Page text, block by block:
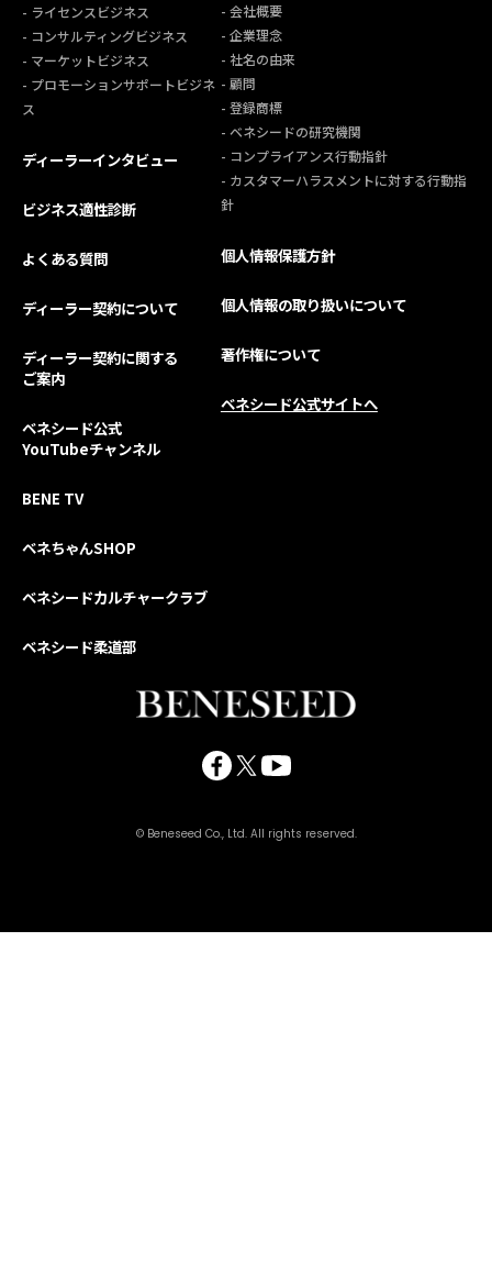
- ライセンスビジネス
- コンサルティングビジネス
- マーケットビジネス
- プロモーションサポートビジネ
ス
ディーラーインタビュー
ビジネス適性診断
よくある質問
ディーラー契約について
ディーラー契約に関する
ご案内
ベネシード公式
YouTubeチャンネル
BENE TV
ベネちゃんSHOP
ベネシードカルチャークラブ
ベネシード柔道部
- 会社概要
- 企業理念
- 社名の由来
- 顧問
- 登録商標
- ベネシードの研究機関
- コンプライアンス行動指針
- カスタマーハラスメントに対する行動指
針
個人情報保護方針
個人情報の取り扱いについて
著作権について
ベネシード公式サイトへ
© Beneseed Co., Ltd. All rights reserved.